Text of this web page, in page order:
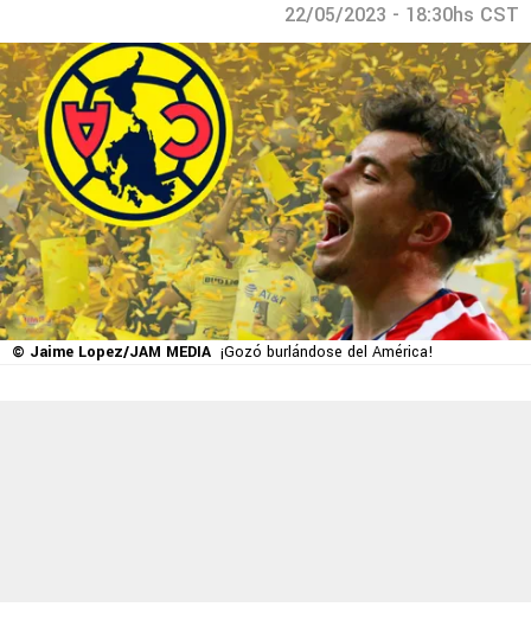
22/05/2023 - 18:30hs CST
© Jaime Lopez/JAM MEDIA ¡Gozó burlándose del América!